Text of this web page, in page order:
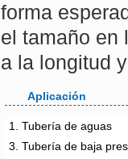
forma
el tamaño en
a la longitud
Aplicación
1. Tubería de aguas
3. Tubería de baja